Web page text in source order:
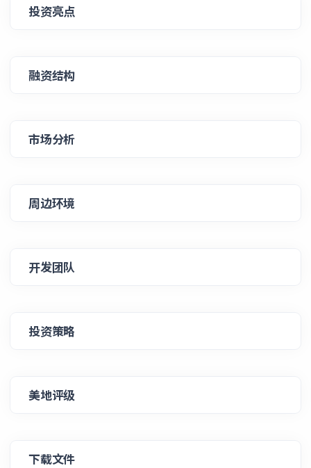
投资亮点
融资结构
市场分析
周边环境
开发团队
投资策略
美地评级
下载文件